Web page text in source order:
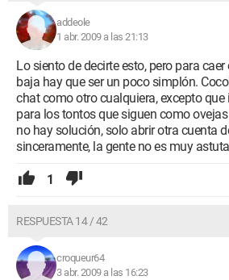
addeole
1 abr. 2009 a las 21:13
Lo siento de decirte esto, pero para
baja hay que ser un poco simplón.
chat como otro cualquiera, excepto
para los tontos que siguen como
no hay solución, solo abrir otra cuenta
sinceramente, la gente no es muy
1
RESPUESTA 14 / 42
croqueur64
3 abr. 2009 a las 16:23